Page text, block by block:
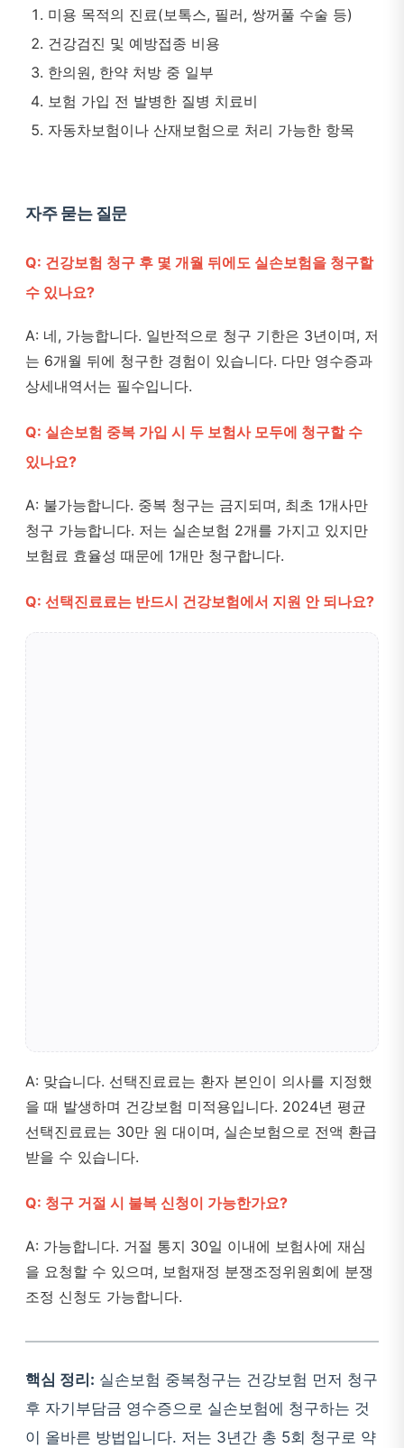
미용 목적의 진료(보톡스, 필러, 쌍꺼풀 수술 등)
건강검진 및 예방접종 비용
한의원, 한약 처방 중 일부
보험 가입 전 발병한 질병 치료비
자동차보험이나 산재보험으로 처리 가능한 항목
자주 묻는 질문
Q: 건강보험 청구 후 몇 개월 뒤에도 실손보험을 청구할
수 있나요?
A: 네, 가능합니다. 일반적으로 청구 기한은 3년이며, 저
는 6개월 뒤에 청구한 경험이 있습니다. 다만 영수증과
상세내역서는 필수입니다.
Q: 실손보험 중복 가입 시 두 보험사 모두에 청구할 수
있나요?
A: 불가능합니다. 중복 청구는 금지되며, 최초 1개사만
청구 가능합니다. 저는 실손보험 2개를 가지고 있지만
보험료 효율성 때문에 1개만 청구합니다.
Q: 선택진료료는 반드시 건강보험에서 지원 안 되나요?
A: 맞습니다. 선택진료료는 환자 본인이 의사를 지정했
을 때 발생하며 건강보험 미적용입니다. 2024년 평균
선택진료료는 30만 원 대이며, 실손보험으로 전액 환급
받을 수 있습니다.
Q: 청구 거절 시 불복 신청이 가능한가요?
A: 가능합니다. 거절 통지 30일 이내에 보험사에 재심
을 요청할 수 있으며, 보험재정 분쟁조정위원회에 분쟁
조정 신청도 가능합니다.
핵심 정리: 실손보험 중복청구는 건강보험 먼저 청구
후 자기부담금 영수증으로 실손보험에 청구하는 것
이 올바른 방법입니다. 저는 3년간 총 5회 청구로 약